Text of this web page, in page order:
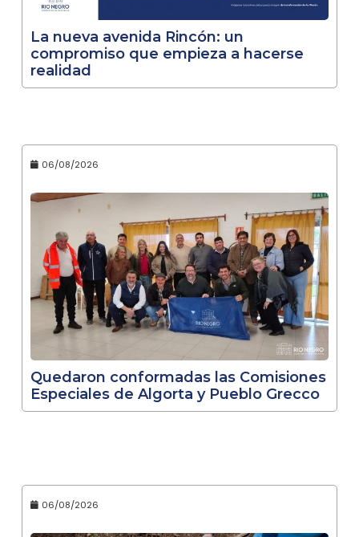
La nueva avenida Rincón: un
compromiso que empieza a hacerse
realidad
06/08/2026
Quedaron conformadas las Comisiones
Especiales de Algorta y Pueblo Grecco
06/08/2026